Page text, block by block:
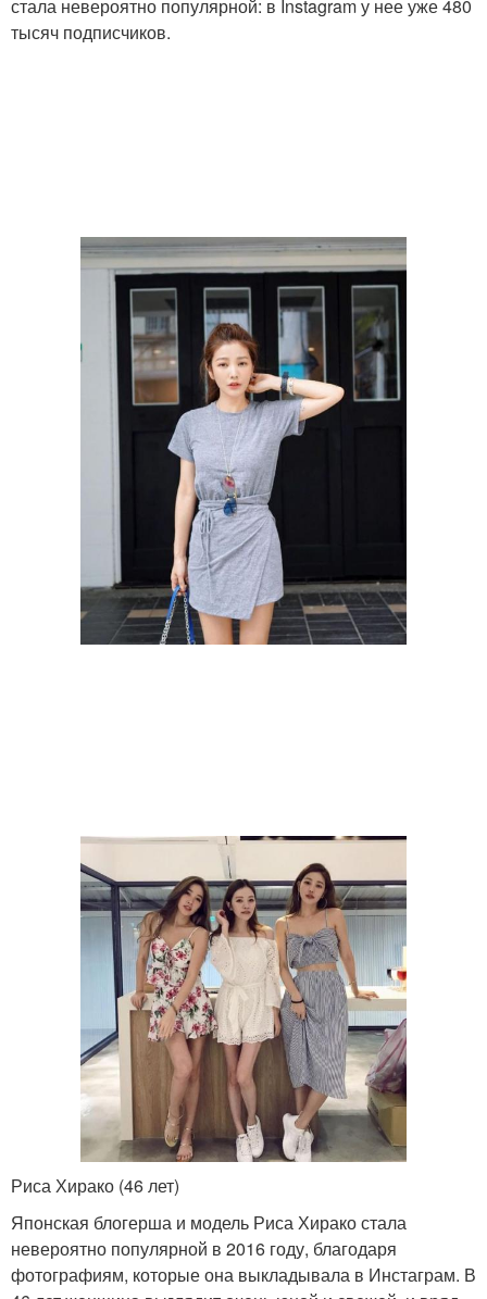
стала невероятно популярной: в Instagram у нее уже 480
тысяч подписчиков.
Риса Хирако (46 лет)
Японская блогерша и модель Риса Хирако стала
невероятно популярной в 2016 году, благодаря
фотографиям, которые она выкладывала в Инстаграм. В